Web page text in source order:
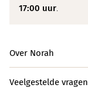
17:00 uur.
Over Norah
Veelgestelde vragen